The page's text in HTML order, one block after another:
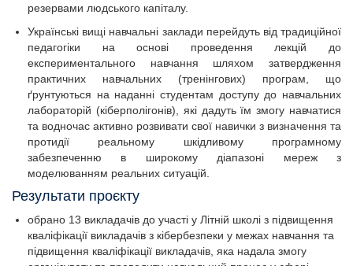
резервами людського капіталу.
Українські вищі навчальні заклади перейдуть від традиційної
педагогіки на основі проведення лекцій до
експериментального навчання шляхом затвердження
практичних навчальних (тренінгових) програм, що
ґрунтуються на наданні студентам доступу до навчальних
лабораторій (кіберполігонів), які дадуть їм змогу навчатися
та водночас активно розвивати свої навички з визначення та
протидії реальному шкідливому програмному
забезпеченню в широкому діапазоні мереж з
моделюванням реальних ситуацій.
Результати проєкту
обрано 13 викладачів до участі у Літній школі з підвищення
кваліфікації викладачів з кібербезпеки у межах навчання та
підвищення кваліфікації викладачів, яка надала змогу